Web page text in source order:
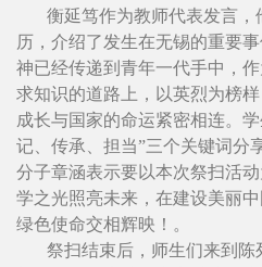
衡延笃作为教师代表发言
历，介绍了发生在无锡的重要
神已经传递到青年一代手中，
求知识的道路上，以英烈为榜
成长与国家的命运紧密相连。
记、传承、担当”三个关键词分
分子章涵表示要以本次祭扫活
学之光照亮未来，在建设美丽
绿色使命交相辉映！。
祭扫结束后，师生们来到